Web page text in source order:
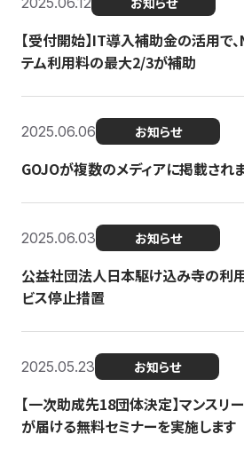
【受付開始】IT導入補助金の活用で
テム利用料の最大2/3が補助
2025.06.06 お知らせ
GOJOが複数のメディアに掲載され
2025.06.03 お知らせ
公益社団法人日本駆け込み寺の利
ビス停止措置
2025.05.23 お知らせ
【一次助成先18団体決定】マンス
が届ける無料セミナーを実施します